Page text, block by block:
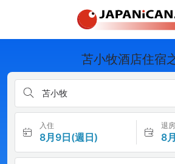
苫小牧酒店住宿
苫小牧
入住
8月9日(週日)
退房
8